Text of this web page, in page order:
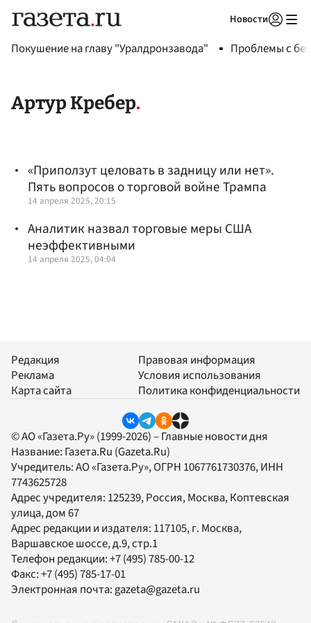
Новости
Покушение на главу "Уралдронзавода" Проблемы с
Артур Кребер
«Приползут целовать в задницу или нет».
Пять вопросов о торговой войне Трампа
14 апреля 2025, 20:15
Аналитик назвал торговые меры США
неэффективными
14 апреля 2025, 04:04
Редакция
Реклама
Карта сайта
Правовая информация
Условия использования
Политика конфиденциальности
© АО «Газета.Ру» (1999-2026) – Главные новости дня
Название: Газета.Ru (Gazeta.Ru)
Учредитель:АО «Газета.Ру», ОГРН 1067761730376, ИНН
7743625728
Адрес учредителя: 125239, Россия, Москва, Коптевская
улица, дом 67
Адрес редакции и издателя: 117105, г. Москва,
Варшавское шоссе, д.9, стр.1
Телефон редакции:+7 (495) 785-00-12
Факс:+7 (495) 785-17-01
Электронная почта:gazeta@gazeta.ru